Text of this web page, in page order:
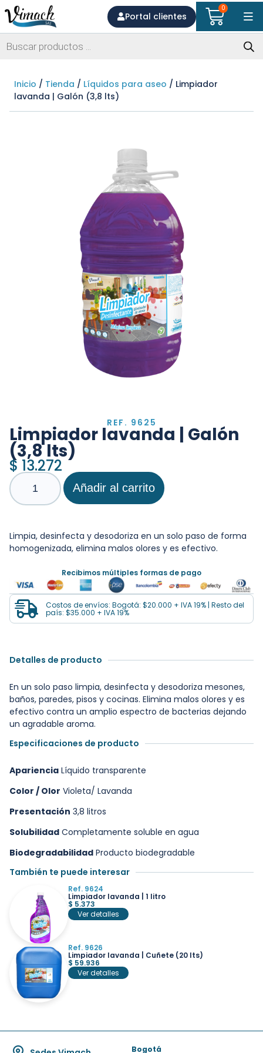
Portal clientes
0
Inicio / Tienda / Líquidos para aseo / Limpiador
lavanda | Galón (3,8 lts)
REF. 9625
Limpiador lavanda | Galón
(3,8 lts)
$ 13.272
Añadir al carrito
Limpia, desinfecta y desodoriza en un solo paso de forma
homogenizada, elimina malos olores y es efectivo.
Recibimos múltiples formas de pago
Costos de envíos: Bogotá: $20.000 + IVA 19% | Resto del
país: $35.000 + IVA 19%
Detalles de producto
En un solo paso limpia, desinfecta y desodoriza mesones,
baños, paredes, pisos y cocinas. Elimina malos olores y es
efectivo contra un amplio espectro de bacterias dejando
un agradable aroma.
Especificaciones de producto
Apariencia Líquido transparente
Color / Olor Violeta/ Lavanda
Presentación 3,8 litros
Solubilidad Completamente soluble en agua
Biodegradabilidad Producto biodegradable
También te puede interesar
Ref. 9624
Limpiador lavanda | 1 litro
$ 5.373
Ver detalles
Ref. 9626
Limpiador lavanda | Cuñete (20 lts)
$ 59.936
Ver detalles
Bogotá